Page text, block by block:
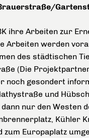
ihre Arbeiten zur
werden
des städtischen
(Die
gesondert
und
dann nur den Westen
Kühler
Europaplatz